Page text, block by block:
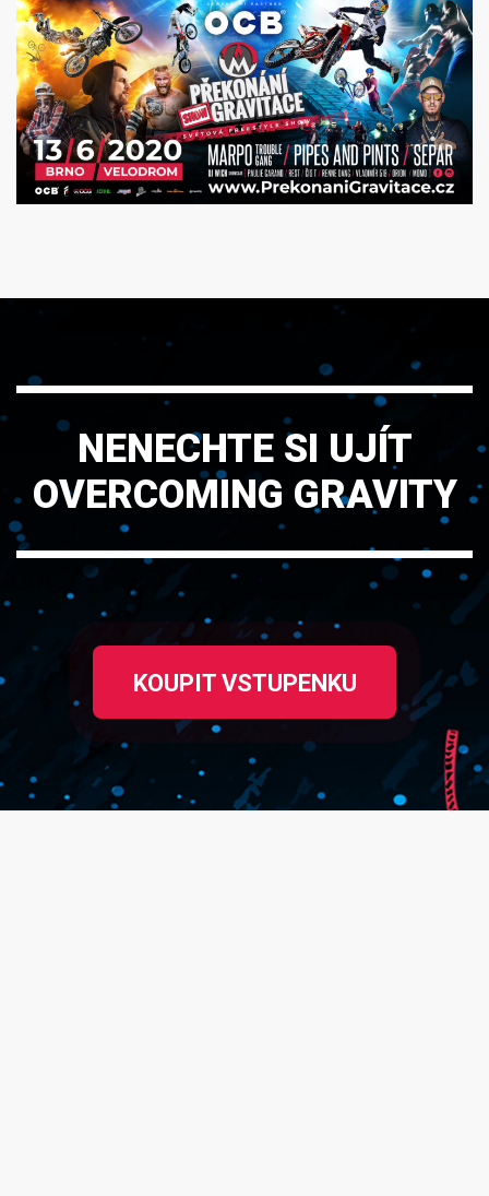
NENECHTE SI UJÍT
OVERCOMING GRAVITY
KOUPIT VSTUPENKU